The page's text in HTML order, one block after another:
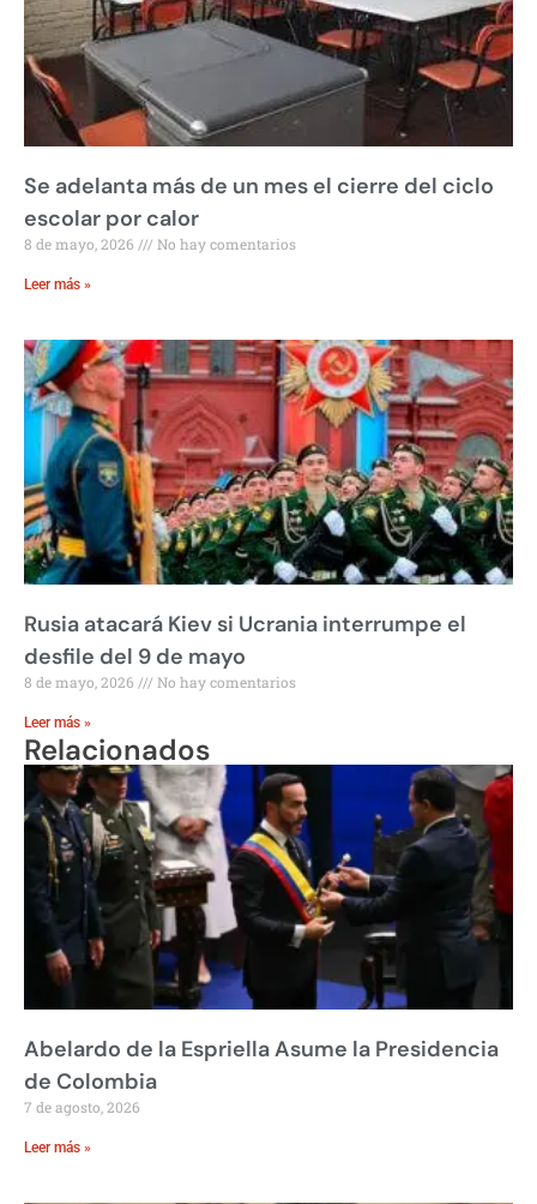
Se adelanta más de un mes el cierre del ciclo
escolar por calor
8 de mayo, 2026 No hay comentarios
Leer más »
Rusia atacará Kiev si Ucrania interrumpe el
desfile del 9 de mayo
8 de mayo, 2026 No hay comentarios
Leer más »
Relacionados
Abelardo de la Espriella Asume la Presidencia
de Colombia
7 de agosto, 2026
Leer más »